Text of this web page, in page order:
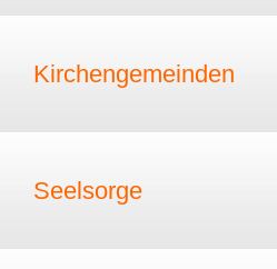
Kirchengemeinden
Seelsorge